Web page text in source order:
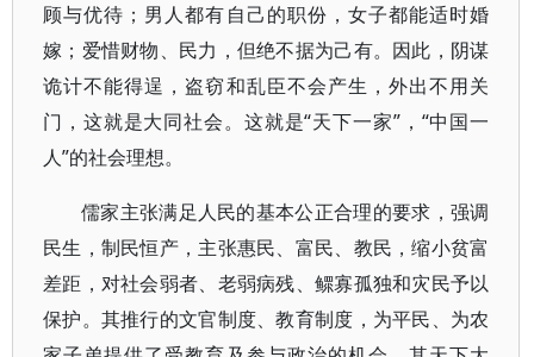
顾与优待；男人都有自己的职份，女子都能适时婚
嫁；爱惜财物、民力，但绝不据为己有。因此，阴谋
诡计不能得逞，盗窃和乱臣不会产生，外出不用关
门，这就是大同社会。这就是“天下一家”，“中国一
人”的社会理想。
儒家主张满足人民的基本公正合理的要求，强调
民生，制民恒产，主张惠民、富民、教民，缩小贫富
差距，对社会弱者、老弱病残、鳏寡孤独和灾民予以
保护。其推行的文官制度、教育制度，为平民、为农